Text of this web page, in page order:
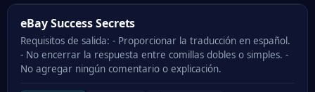
eBay Success Secrets
eBay Success Secrets
Requisitos de salida: - Proporcionar la traducción en español.
- No encerrar la respuesta entre comillas dobles o simples. -
No agregar ningún comentario o explicación.